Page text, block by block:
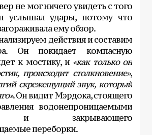
не мог ничего увидеть с того
услышал удары, потому что
ему обзор.
действия и составим
Он покидает компасную
к мостику, и «как только он
происходит столкновение»,
скрежещущий звук, который
. Он видит Мэрдока, стоящего
водонепроницаемыми
и закрывающего
переборки.